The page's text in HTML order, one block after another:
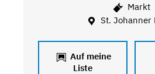
Markt
St. Johanner
Auf meine
Liste